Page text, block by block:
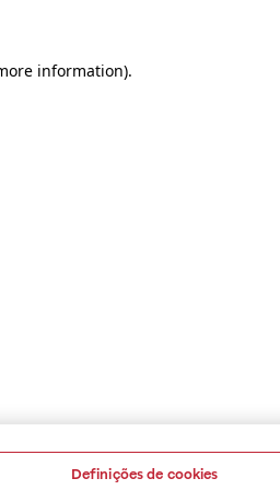
information).
Definições de cookies